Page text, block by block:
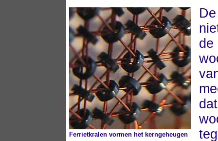
Ferrietkralen vormen het kerngeheugen
de